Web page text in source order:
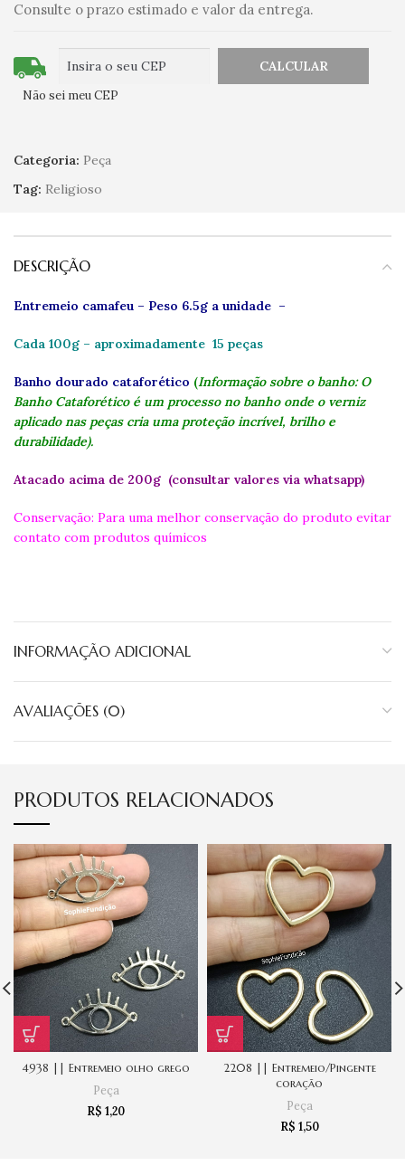
Consulte o prazo estimado e valor da entrega.
Não sei meu CEP
Categoria: Peça
Tag: Religioso
DESCRIÇÃO
Entremeio camafeu – Peso 6.5g a unidade –
Cada 100g – aproximadamente 15 peças
Banho dourado cataforético (Informação sobre o banho: O
Banho Cataforético é um processo no banho onde o verniz
aplicado nas peças cria uma proteção incrível, brilho e
durabilidade).
Atacado acima de 200g (consultar valores via whatsapp)
Conservação: Para uma melhor conservação do produto evitar
contato com produtos químicos
INFORMAÇÃO ADICIONAL
AVALIAÇÕES (0)
PRODUTOS RELACIONADOS
4938 || Entremeio olho grego
Peça
R$ 1,20
2208 || Entremeio/Pingente
coração
Peça
R$ 1,50